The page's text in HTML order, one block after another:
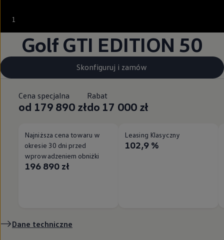
1
Golf GTI EDITION 50
Skonfiguruj i zamów
Cena specjalna
od 179 890 zł
Rabat
do 17 000 zł
Najniższa cena towaru w
okresie 30 dni przed
wprowadzeniem obniżki
196 890 zł
Leasing Klasyczny
102,9 %
Dane techniczne